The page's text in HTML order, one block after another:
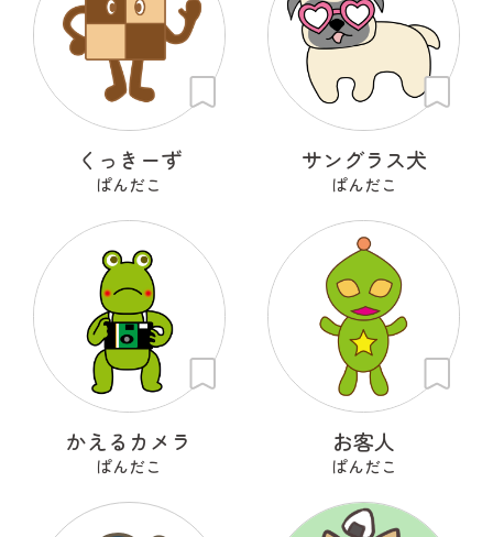
くっきーず
ぱんだこ
サングラス犬
ぱんだこ
かえるカメラ
ぱんだこ
お客人
ぱんだこ